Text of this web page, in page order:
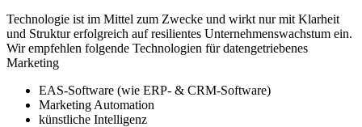
Technologie ist im Mittel zum Zwecke und wirkt nur mit Klarheit
und Struktur erfolgreich auf resilientes Unternehmenswachstum ein.
Wir empfehlen folgende Technologien für datengetriebenes
Marketing
EAS-Software (wie ERP- & CRM-Software)
Marketing Automation
künstliche Intelligenz